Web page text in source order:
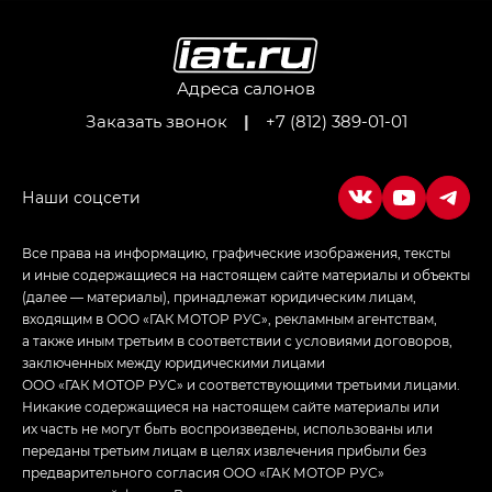
Джи Ти — GT, Джи Икс — GX,
Джи Икс ПРЕМИУМ — GX PREMIUM, ЛАУНЖ —
Empow — Эмпау (Empow) в комплектации
Адреса салонов
Заказать звонок
| +7 (812) 389-01-01
Все права на информацию, графические изображения, тексты
и иные содержащиеся на настоящем сайте материалы и объекты
(далее — материалы), принадлежат юридическим лицам,
входящим в ООО «ГАК МОТОР РУС», рекламным агентствам,
а также иным третьим в соответствии с условиями договоров,
заключенных между юридическими лицами
ООО «ГАК МОТОР РУС» и соответствующими третьими лицами.
Никакие содержащиеся на настоящем сайте материалы или
их часть не могут быть воспроизведены, использованы или
переданы третьим лицам в целях извлечения прибыли без
предварительного согласия ООО «ГАК МОТОР РУС»